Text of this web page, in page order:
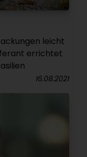
leicht
errichtet
16.08.2021